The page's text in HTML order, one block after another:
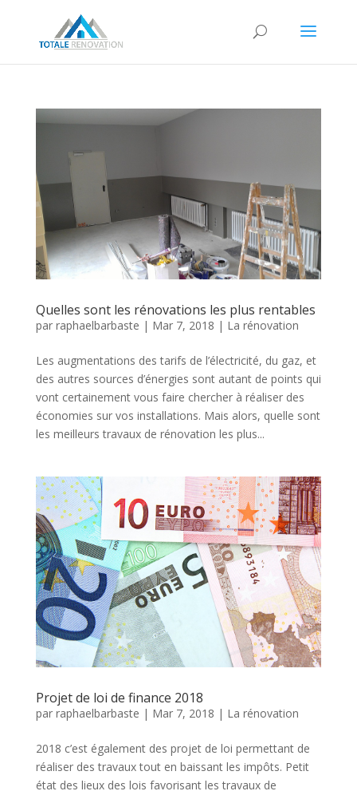
Quelles sont les rénovations les plus rentables
par raphaelbarbaste | Mar 7, 2018 | La rénovation
Les augmentations des tarifs de l’électricité, du gaz, et
des autres sources d’énergies sont autant de points qui
vont certainement vous faire chercher à réaliser des
économies sur vos installations. Mais alors, quelle sont
les meilleurs travaux de rénovation les plus...
Projet de loi de finance 2018
par raphaelbarbaste | Mar 7, 2018 | La rénovation
2018 c’est également des projet de loi permettant de
réaliser des travaux tout en baissant les impôts. Petit
état des lieux des lois favorisant les travaux de